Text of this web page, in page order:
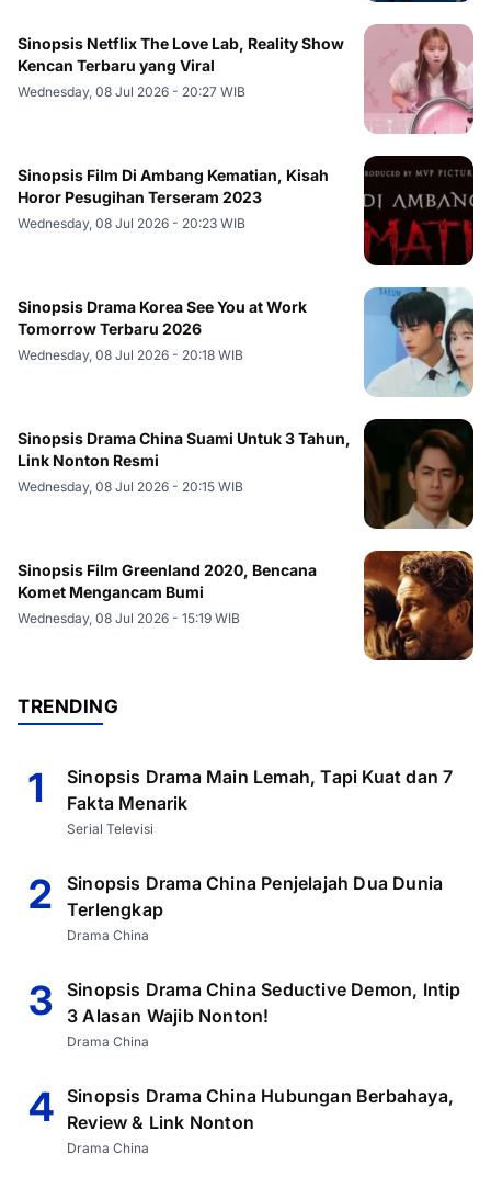
Sinopsis Netflix The Love Lab, Reality Show
Kencan Terbaru yang Viral
Wednesday, 08 Jul 2026 - 20:27 WIB
Sinopsis Film Di Ambang Kematian, Kisah
Horor Pesugihan Terseram 2023
Wednesday, 08 Jul 2026 - 20:23 WIB
Sinopsis Drama Korea See You at Work
Tomorrow Terbaru 2026
Wednesday, 08 Jul 2026 - 20:18 WIB
Sinopsis Drama China Suami Untuk 3 Tahun,
Link Nonton Resmi
Wednesday, 08 Jul 2026 - 20:15 WIB
Sinopsis Film Greenland 2020, Bencana
Komet Mengancam Bumi
Wednesday, 08 Jul 2026 - 15:19 WIB
TRENDING
1
Sinopsis Drama Main Lemah, Tapi Kuat dan 7
Fakta Menarik
Serial Televisi
2
Sinopsis Drama China Penjelajah Dua Dunia
Terlengkap
Drama China
3
Sinopsis Drama China Seductive Demon, Intip
3 Alasan Wajib Nonton!
Drama China
4 Sinopsis Drama China Hubungan Berbahaya,
Review & Link Nonton
Drama China